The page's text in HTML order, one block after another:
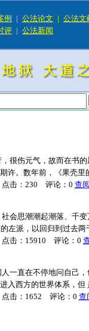
例 | 公法论文 | 公法文
评 | 公法新闻
很伤元气，故而在书
许。数年前，《果壳里
击： 230 评论： 0 查
会思潮潮起潮落、千
左派，以回归到过去两
击： 15910 评论： 0
一直在不停地问自己
入西方的世界体系，但
击： 1652 评论： 0 查